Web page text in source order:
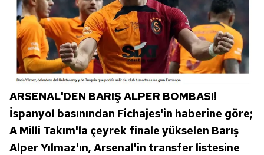
ARSENAL'DEN BARIŞ ALPER BOMBASI!
İspanyol basınından Fichajes'in haberine göre;
A Milli Takım'la çeyrek finale yükselen Barış
Alper Yılmaz'ın, Arsenal'in transfer listesine